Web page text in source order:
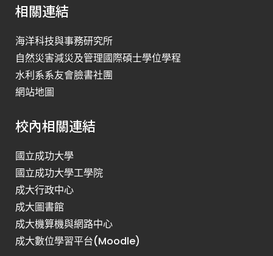
相關連結
海洋科技與事務研究所
自然災害減災及管理國際碩士學位學程
水利系系友會臉書社團
網站地圖
校內相關連結
國立成功大學
國立成功大學工學院
成大行政中心
成大圖書館
成大機算機與網路中心
成大數位學習平台(Moodle)